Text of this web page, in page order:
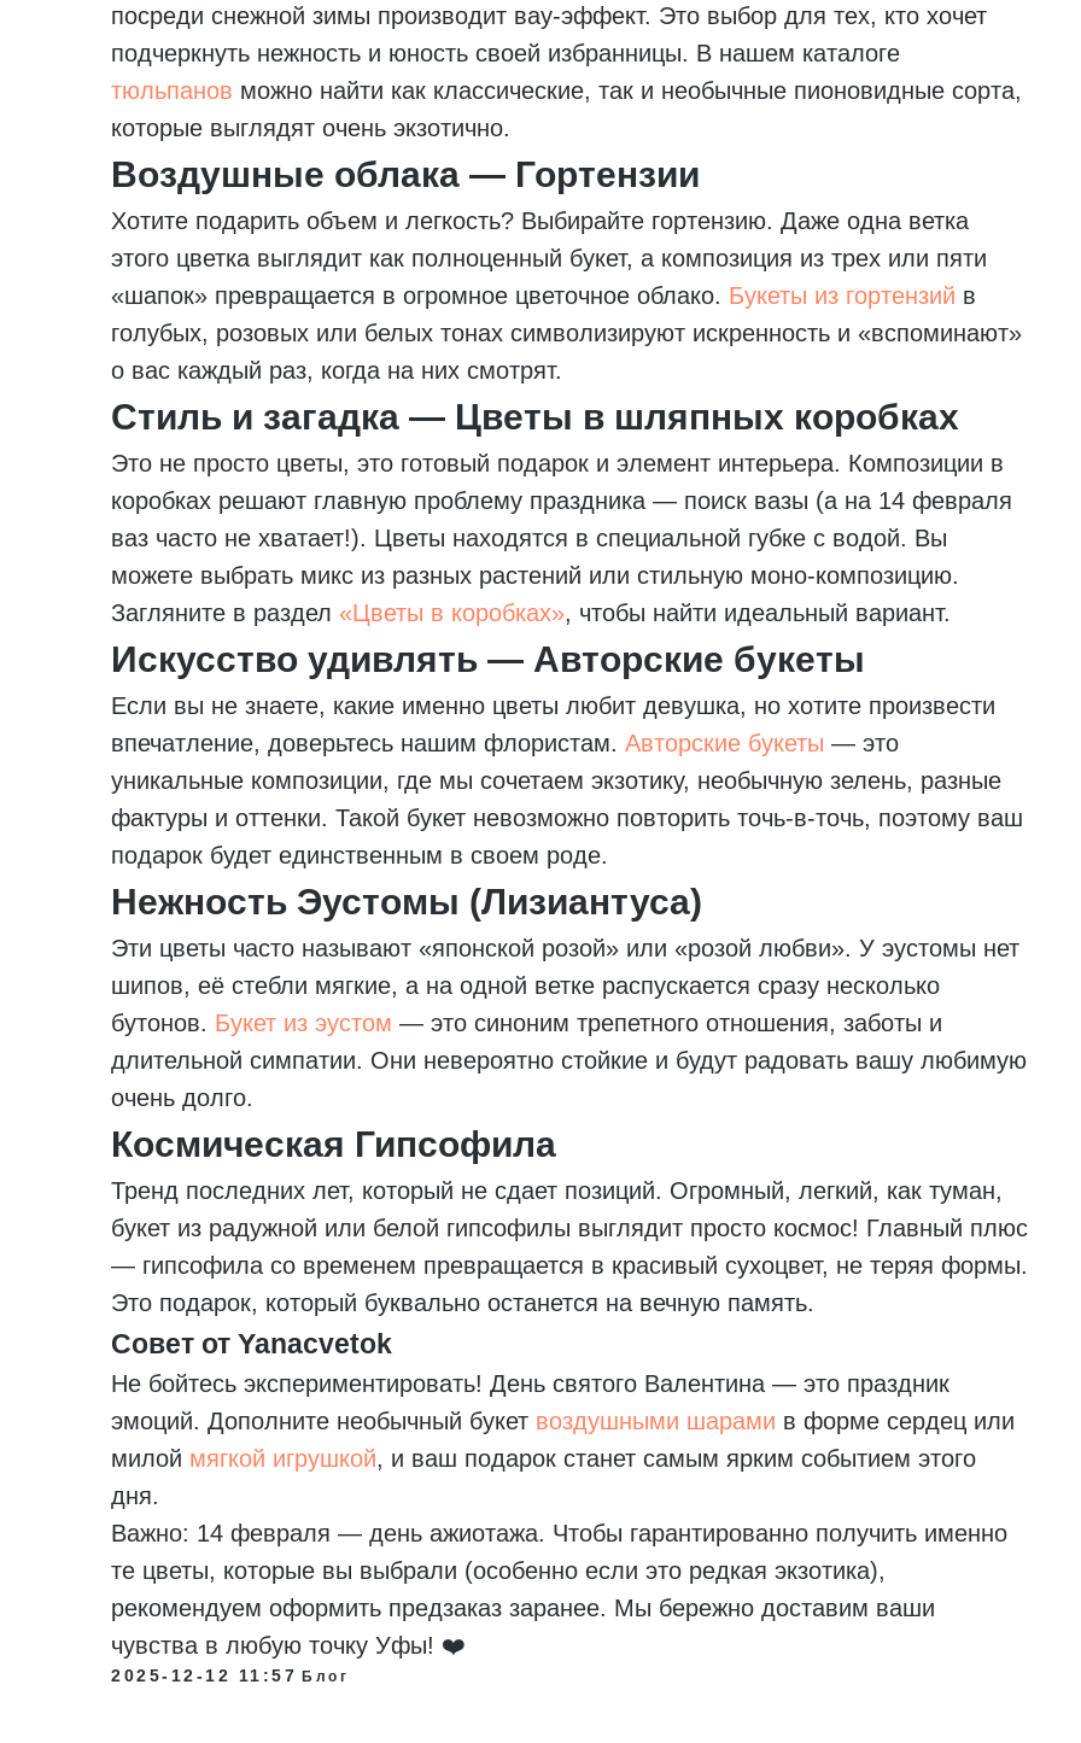
посреди снежной зимы производит вау-эффект. Это выбор для тех, кто хочет
подчеркнуть нежность и юность своей избранницы. В нашем каталоге
тюльпанов можно найти как классические, так и необычные пионовидные сорта,
которые выглядят очень экзотично.
Воздушные облака — Гортензии
Хотите подарить объем и легкость? Выбирайте гортензию. Даже одна ветка
этого цветка выглядит как полноценный букет, а композиция из трех или пяти
«шапок» превращается в огромное цветочное облако. Букеты из гортензий в
голубых, розовых или белых тонах символизируют искренность и «вспоминают»
о вас каждый раз, когда на них смотрят.
Стиль и загадка — Цветы в шляпных коробках
Это не просто цветы, это готовый подарок и элемент интерьера. Композиции в
коробках решают главную проблему праздника — поиск вазы (а на 14 февраля
ваз часто не хватает!). Цветы находятся в специальной губке с водой. Вы
можете выбрать микс из разных растений или стильную моно-композицию.
Загляните в раздел «Цветы в коробках», чтобы найти идеальный вариант.
Искусство удивлять — Авторские букеты
Если вы не знаете, какие именно цветы любит девушка, но хотите произвести
впечатление, доверьтесь нашим флористам. Авторские букеты — это
уникальные композиции, где мы сочетаем экзотику, необычную зелень, разные
фактуры и оттенки. Такой букет невозможно повторить точь-в-точь, поэтому ваш
подарок будет единственным в своем роде.
Нежность Эустомы (Лизиантуса)
Эти цветы часто называют «японской розой» или «розой любви». У эустомы нет
шипов, её стебли мягкие, а на одной ветке распускается сразу несколько
бутонов. Букет из эустом — это синоним трепетного отношения, заботы и
длительной симпатии. Они невероятно стойкие и будут радовать вашу любимую
очень долго.
Космическая Гипсофила
Тренд последних лет, который не сдает позиций. Огромный, легкий, как туман,
букет из радужной или белой гипсофилы выглядит просто космос! Главный плюс
— гипсофила со временем превращается в красивый сухоцвет, не теряя формы.
Это подарок, который буквально останется на вечную память.
Совет от Yanacvetok
Не бойтесь экспериментировать! День святого Валентина — это праздник
эмоций. Дополните необычный букет воздушными шарами в форме сердец или
милой мягкой игрушкой, и ваш подарок станет самым ярким событием этого
дня.
Важно: 14 февраля — день ажиотажа. Чтобы гарантированно получить именно
те цветы, которые вы выбрали (особенно если это редкая экзотика),
рекомендуем оформить предзаказ заранее. Мы бережно доставим ваши
чувства в любую точку Уфы! ❤️
2025-12-12 11:57 Блог